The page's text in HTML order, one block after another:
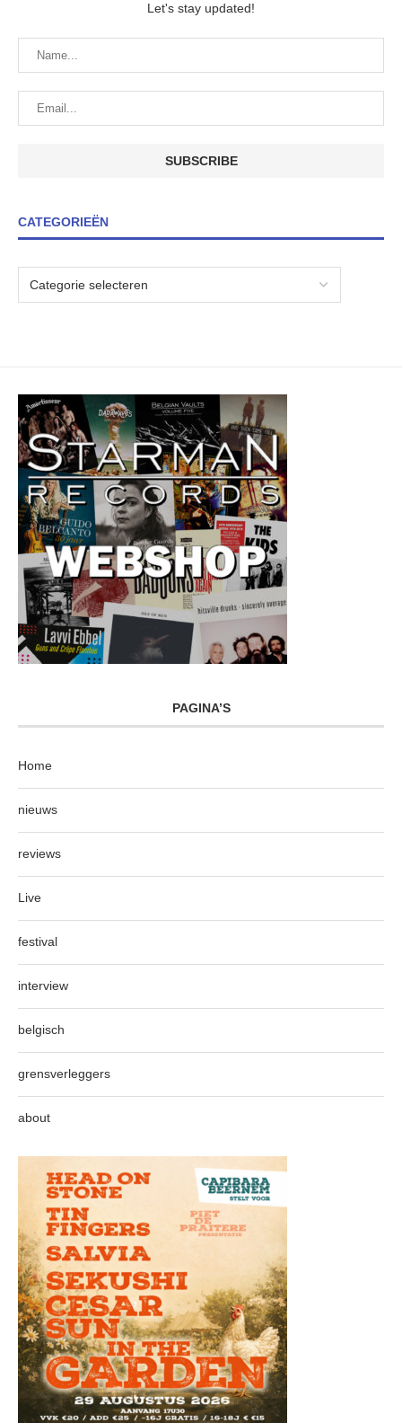
Let's stay updated!
CATEGORIEËN
PAGINA’S
Home
nieuws
reviews
Live
festival
interview
belgisch
grensverleggers
about